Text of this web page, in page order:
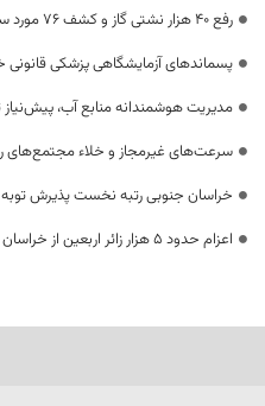
رفع 40 هزار نشتی گاز و کشف 76 مورد سرقت گاز در چهار ماهه نخست سال
پسماندهای آزمایشگاهی پزشکی
مدیریت هوشمندانه منابع آب، پیش‌نیاز
سرعت‌های غیرمجاز و خلاء مجتمع‌های
خراسان جنوبی رتبه نخست پذیرش
اعزام حدود 5 هزار زائر اربعین از خراسان جنوبی؛ بازگشت‌ها آغاز شد